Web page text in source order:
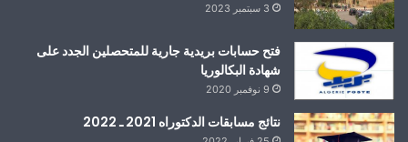
3 سبتمبر 2023
فتح حسابات بريدية جارية للمتحصلين الجدد على
شهادة البكالوريا
9 نوفمبر 2020
نتائج مسابقات الدكتوراه 2021 ـ 2022